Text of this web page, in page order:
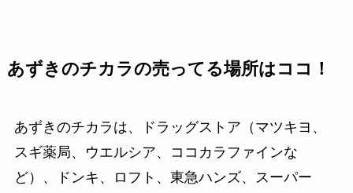
あずきのチカラの売ってる場所はココ！
あずきのチカラは、ドラッグストア（マツキヨ、
スギ薬局、ウエルシア、ココカラファインな
ど）、ドンキ、ロフト、東急ハンズ、スーパー